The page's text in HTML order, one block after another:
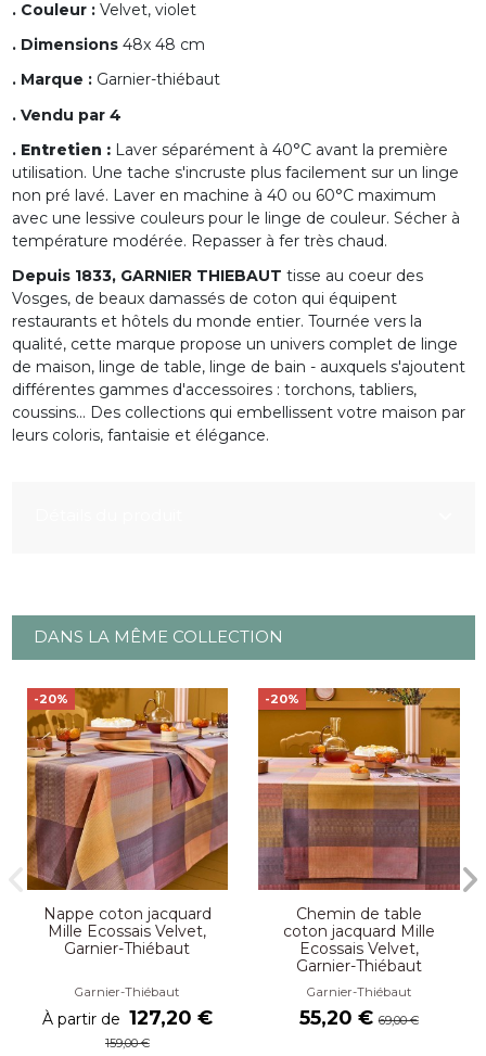
. Couleur :Velvet, violet
. Dimensions 48x 48 cm
. Marque :Garnier-thiébaut
. Vendu par 4
. Entretien : Laver séparément à 40°C avant la première
utilisation. Une tache s'incruste plus facilement sur un linge
non pré lavé. Laver en machine à 40 ou 60°C maximum
avec une lessive couleurs pour le linge de couleur. Sécher à
température modérée. Repasser à fer très chaud.
Depuis 1833, GARNIER THIEBAUT tisse au coeur des
Vosges, de beaux damassés de coton qui équipent
restaurants et hôtels du monde entier. Tournée vers la
qualité, cette marque propose un univers complet de linge
de maison, linge de table, linge de bain - auxquels s'ajoutent
différentes gammes d'accessoires : torchons, tabliers,
coussins... Des collections qui embellissent votre maison par
leurs coloris, fantaisie et élégance.
DANS LA MÊME COLLECTION
-20%
Nappe coton jacquard
Mille Ecossais Velvet,
Garnier-Thiébaut
Garnier-Thiébaut
À partir de 127,20 €
159,00 €
-20%
Chemin de table
coton jacquard Mille
Ecossais Velvet,
Garnier-Thiébaut
Garnier-Thiébaut
55,20 €69,00 €